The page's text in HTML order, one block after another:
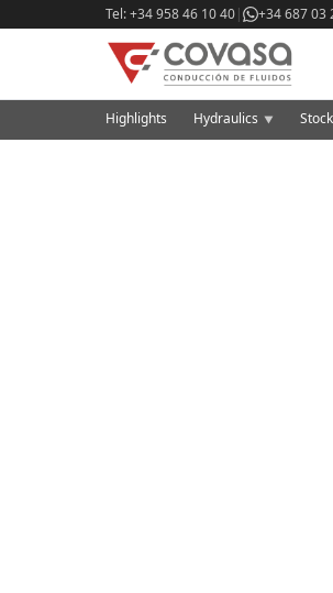
Tel: +34 958 46 10 40| +34 687 03
Highlights Hydraulics ▼